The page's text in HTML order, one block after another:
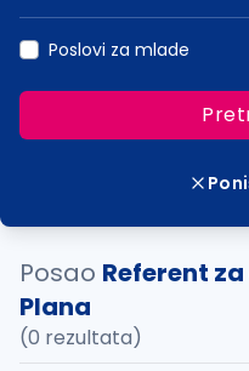
Poslovi za mlade
Posao Referent
Plana
(0 rezultata)